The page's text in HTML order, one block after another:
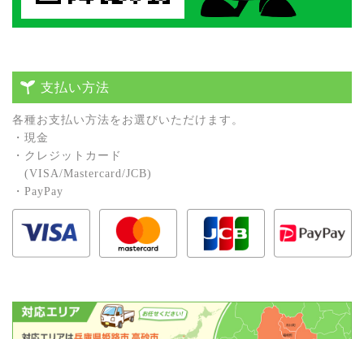
支払い方法
各種お⽀払い⽅法をお選びいただけます。
・現⾦
・クレジットカード
(VISA/Mastercard/JCB)
・PayPay